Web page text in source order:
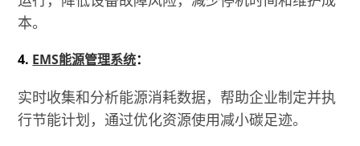
本。
4. EMS能源管理系统：
实时收集和分析能源消耗数据，帮助企业制定并执
行节能计划，通过优化资源使用减小碳足迹。